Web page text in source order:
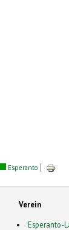
Esperanto
Verein
Esperanto-